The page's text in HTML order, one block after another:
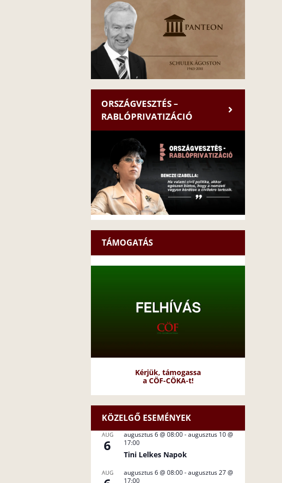
ORSZÁGVESZTÉS –
RABLÓPRIVATIZÁCIÓ
TÁMOGATÁS
Kérjük, támogassa
a CÖF-CÖKA-t!
KÖZELGŐ ESEMÉNYEK
AUG
6
augusztus 6 @ 08:00-augusztus 10 @
17:00
Tini Lelkes Napok
AUG augusztus 6 @ 08:00-augusztus 27 @
17:00